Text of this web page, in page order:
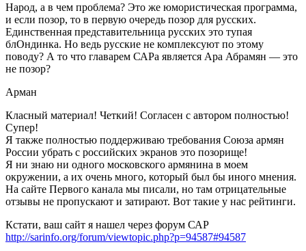
Народ, а в чем проблема? Это же юмористическая программа,
и если позор, то в первую очередь позор для русских.
Единственная представительница русских это тупая
блОндинка. Но ведь русские не комплексуют по этому
поводу? А то что главарем САРа является Ара Абрамян — это
не позор?
Арман
Класный материал! Четкий! Согласен с автором полностью!
Супер!
Я также полностью поддерживаю требования Союза армян
России убрать с российских экранов это позорище!
Я ни знаю ни одного московского армянина в моем
окружении, а их очень много, который был бы иного мнения.
На сайте Первого канала мы писали, но там отрицательные
отзывы не пропускают и затирают. Вот такие у нас рейтинги.
Кстати, ваш сайт я нашел через форум САР
http://sarinfo.org/forum/viewtopic.php?p=94587#94587